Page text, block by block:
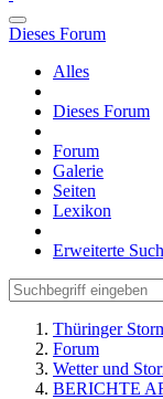
Dieses Forum
Alles
Dieses Forum
Forum
Galerie
Seiten
Lexikon
Erweiterte
Thüringer
Forum
Wetter und
BERICHTE